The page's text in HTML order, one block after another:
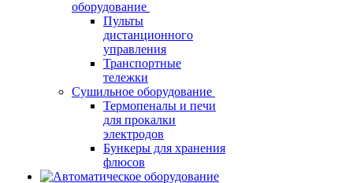
оборудование
Пульты
дистанционного
управления
Транспортные
тележки
Сушильное оборудование
Термопеналы и печи
для прокалки
электродов
Бункеры для хранения
флюсов